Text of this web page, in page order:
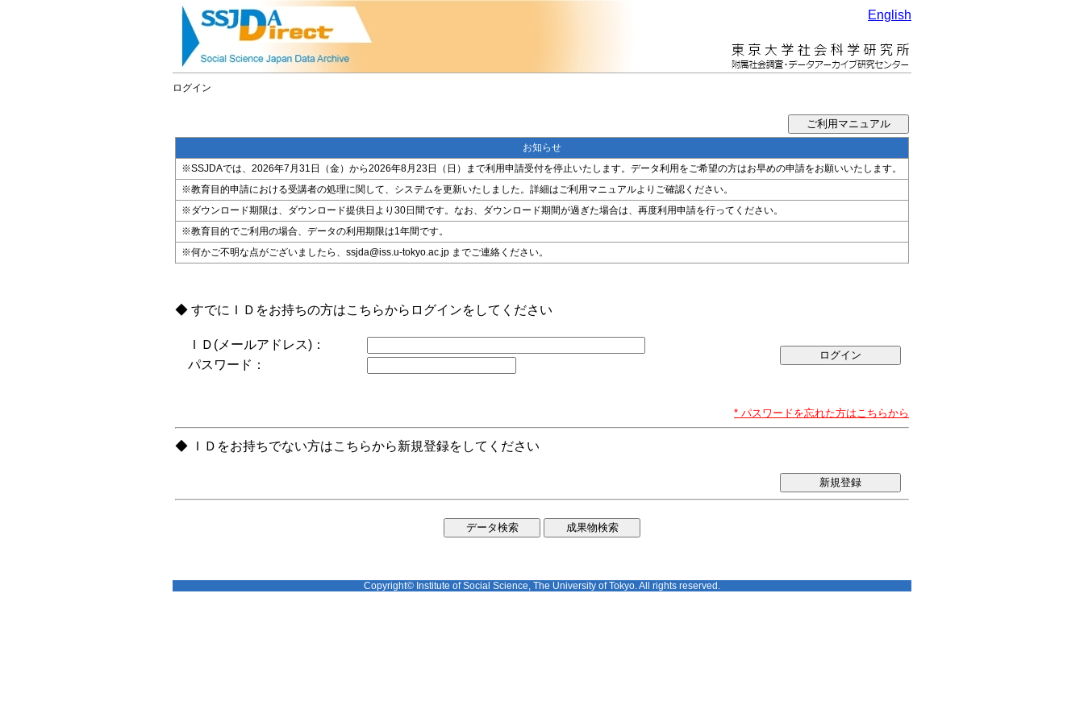
English
ログイン
お知らせ
※SSJDAでは、2026年7月31日（金）から2026年8月23日（日）まで利用申請受付を停止いたします。データ利用をご希望の方はお早めの申請をお願いいたします。
※教育目的申請における受講者の処理に関して、システムを更新いたしました。詳細はご利用マニュアルよりご確認ください。
※ダウンロード期限は、ダウンロード提供日より30日間です。なお、ダウンロード期間が過ぎた場合は、再度利用申請を行ってください。
※教育目的でご利用の場合、データの利用期限は1年間です。
※何かご不明な点がございましたら、ssjda@iss.u-tokyo.ac.jp までご連絡ください。
◆ すでにＩＤをお持ちの方はこちらからログインをしてください
ＩＤ(メールアドレス)：
パスワード：
* パスワードを忘れた方はこちらから
◆ ＩＤをお持ちでない方はこちらから新規登録をしてください
新規登録
Copyright© Institute of Social Science, The University of Tokyo. All rights reserved.